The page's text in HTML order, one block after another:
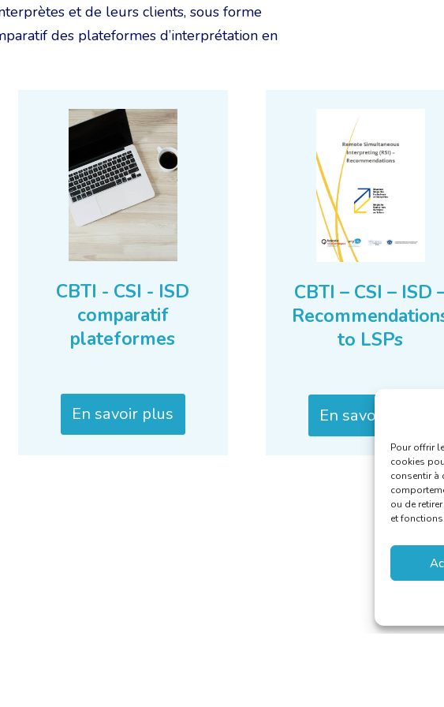
Pour offrir
cookies
consentir à
ou de
et
et de leurs clients, sous forme
des plateformes d’interprétation en
CBTI - CSI - ISD
comparatif
plateformes
En savoir plus
CBTI – CSI – ISD
to LSPs
En savoir plus